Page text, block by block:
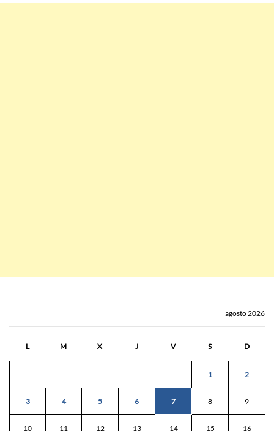
agosto 2026
L M X J V S D
1 2
3 4 5 6 7 8 9
10 11 12 13 14 15 16